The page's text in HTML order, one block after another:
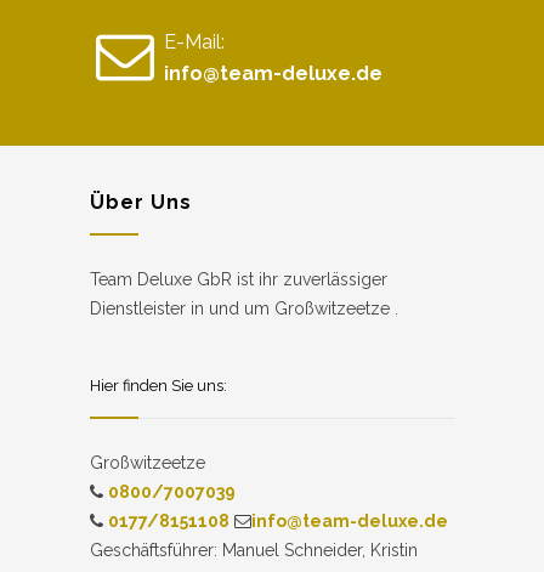
E-Mail:
info@team-deluxe.de
Über Uns
Team Deluxe GbR ist ihr zuverlässiger
Dienstleister in und um Großwitzeetze .
Hier finden Sie uns:
Großwitzeetze
0800/7007039
0177/8151108
info@team-deluxe.de
Geschäftsführer: Manuel Schneider, Kristin